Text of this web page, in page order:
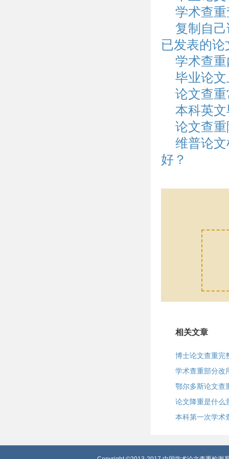
学术查
复制自
已发表的
学术查
毕业论
论文查
本科英
论文查
维普论
好？
相关文章
博士论文查重完
学术查重部分改
鄂尔多斯论文查
论文降重是什么
本科第一次学术